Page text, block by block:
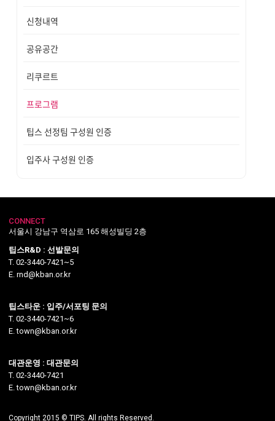
신청내역
공유공간
리쿠르트
프로그램
팁스 선정팀 구성원 인증
입주사 구성원 인증
CONNECT
서울시 강남구 역삼로 165 해성빌딩 2층
팁스R&D : 선발문의
T. 02-3440-7421~5
E. rnd@kban.or.kr
팁스타운 : 입주/서포팅 문의
T. 02-3440-7421~6
E. town@kban.or.kr
대관운영 : 대관문의
T. 02-3440-7421
E. town@kban.or.kr
Copyright 2015 © TIPS. All rights Reserved.